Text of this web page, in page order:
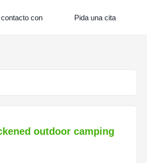
con Pida una cita
outdoor camping